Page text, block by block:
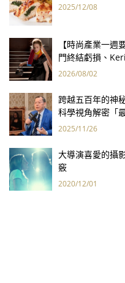
2025/12/08
【時尚產業一
門終結虧損、
報亮眼
2026/08/02
跨越五百年的神
科學視角解密「
2025/11/26
大導演喜愛的攝
竅
2020/12/01